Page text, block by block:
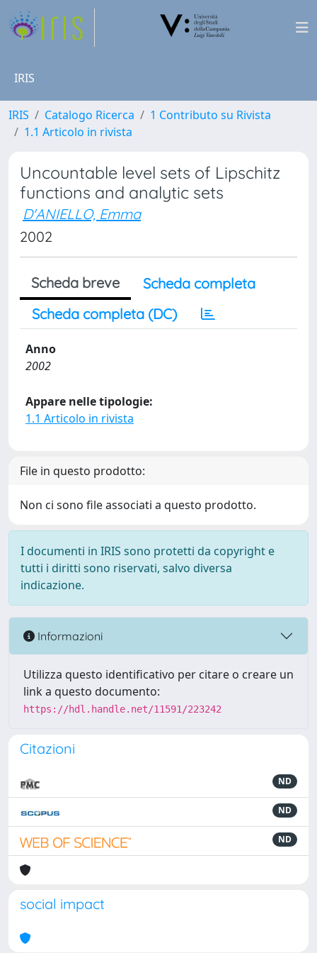
IRIS
IRIS Catalogo Ricerca
1 Contributo su Rivista
1.1 Articolo in rivista
Uncountable level sets of Lipschitz
functions and analytic sets
D'ANIELLO, Emma
2002
Scheda breve
Scheda completa
Scheda completa (DC)
Anno
2002
Appare nelle tipologie:
1.1 Articolo in rivista
File in questo prodotto:
Non ci sono file associati a questo prodotto.
I documenti in IRIS sono protetti da copyright e
tutti i diritti sono riservati, salvo diversa
indicazione.
Informazioni
Utilizza questo identificativo per citare o creare un
link a questo documento:
https://hdl.handle.net/11591/223242
Citazioni
ND
ND
ND
social impact